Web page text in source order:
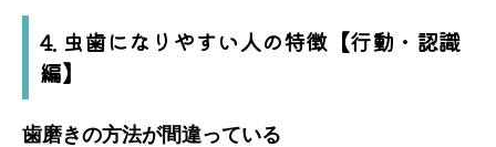
4. 虫歯になりやすい人の特徴【行動・認識
編】
歯磨きの方法が間違っている